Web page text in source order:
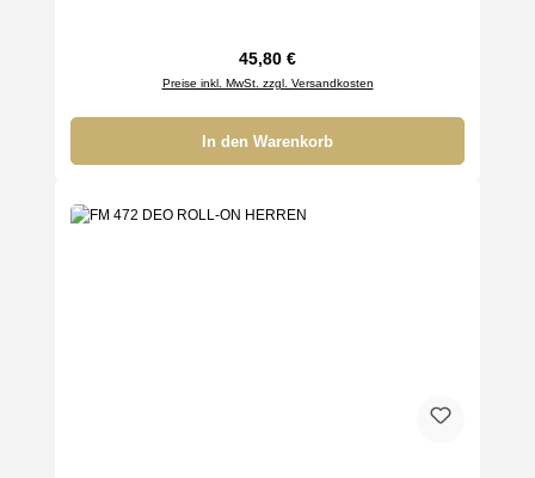
Regulärer Preis:
45,80 €
Preise inkl. MwSt. zzgl. Versandkosten
In den Warenkorb